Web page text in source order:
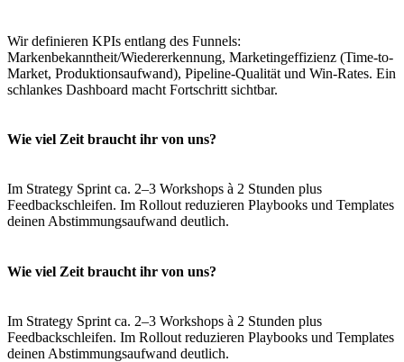
Wir definieren KPIs entlang des Funnels:
Markenbekanntheit/Wiedererkennung, Marketingeffizienz (Time-to-
Market, Produktionsaufwand), Pipeline-Qualität und Win-Rates. Ein
schlankes Dashboard macht Fortschritt sichtbar.
Wie viel Zeit braucht ihr von uns?
Im Strategy Sprint ca. 2–3 Workshops à 2 Stunden plus
Feedbackschleifen. Im Rollout reduzieren Playbooks und Templates
deinen Abstimmungsaufwand deutlich.
Wie viel Zeit braucht ihr von uns?
Im Strategy Sprint ca. 2–3 Workshops à 2 Stunden plus
Feedbackschleifen. Im Rollout reduzieren Playbooks und Templates
deinen Abstimmungsaufwand deutlich.